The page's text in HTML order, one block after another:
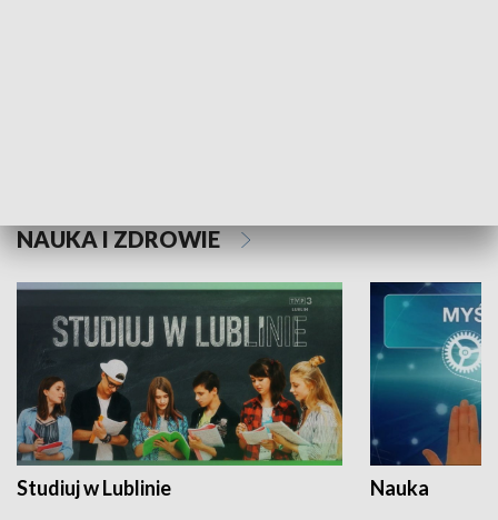
NAUKA I ZDROWIE
Studiuj w Lublinie Nauka